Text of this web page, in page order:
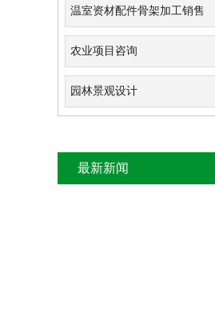
温室资材配件骨架加工销售
农业项目咨询
园林景观设计
最新新闻